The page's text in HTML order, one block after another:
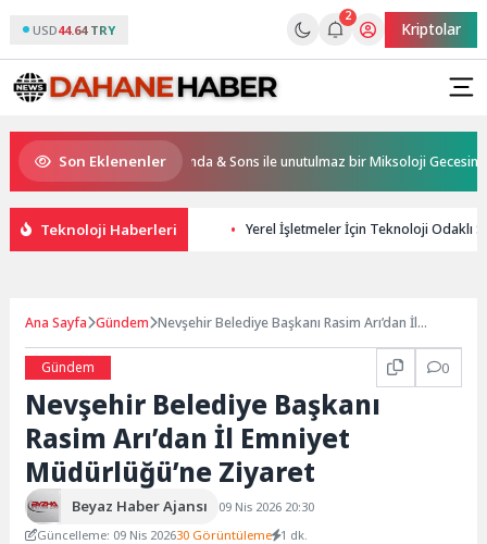
USD44.64 TRY
2
Kriptolar
Son Eklenenler
& Resorts, Ödüllü bar Panda & Sons ile unutulmaz bir Miksoloji Gecesine
Teknoloji Haberleri Yerel İşletmeler İçin Teknoloji Odaklı
Ana Sayfa Gündem Nevşehir Belediye Başkanı Rasim Arı’dan İl
Gündem
0
Nevşehir Belediye Başkanı
Rasim Arı’dan İl Emniyet
Müdürlüğü’ne Ziyaret
Beyaz Haber Ajansı
09 Nis 2026 20:30
Güncelleme: 09 Nis 202630 Görüntüleme 1 dk.